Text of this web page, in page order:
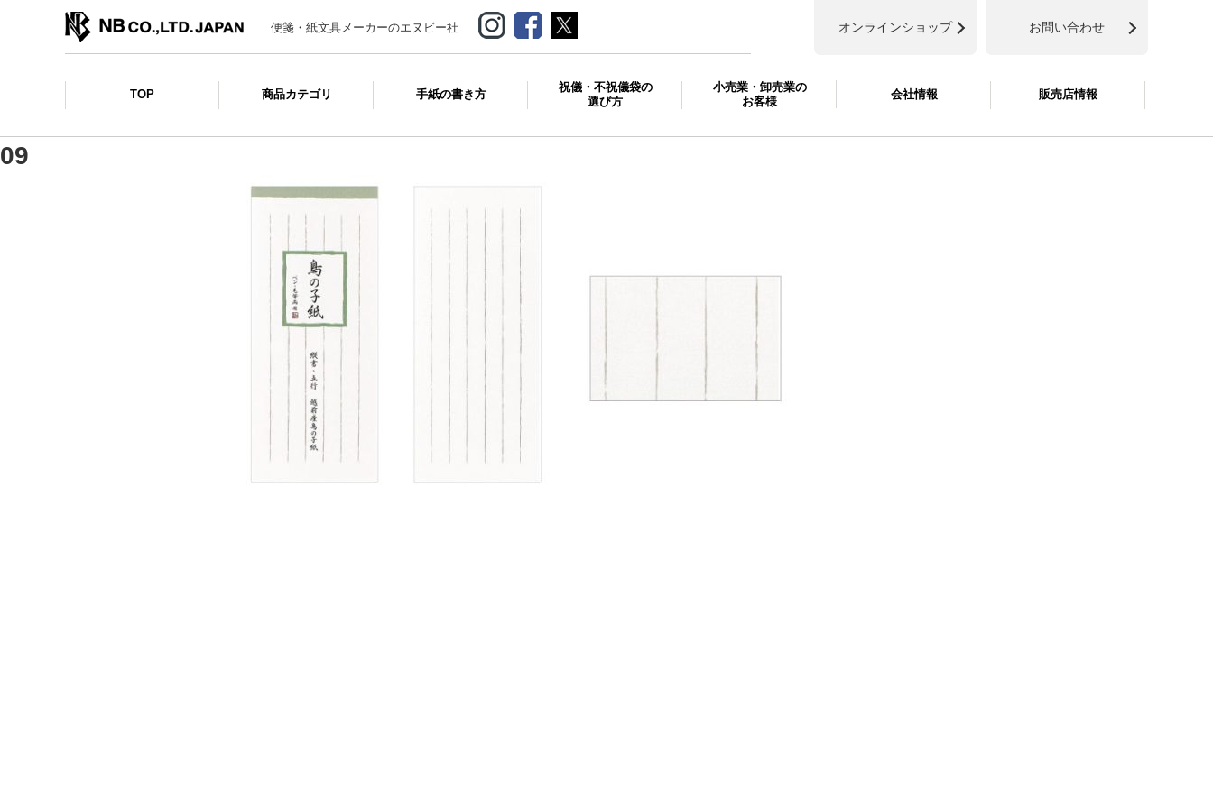
便箋・紙文具メーカーのエヌビー社 お問い合わせ
オンラインショップ
TOP 商品カテゴリ 手紙の書き方
祝儀・不祝儀袋の
選び方
小売業・卸売業の
お客様
会社情報 販売店情報
09